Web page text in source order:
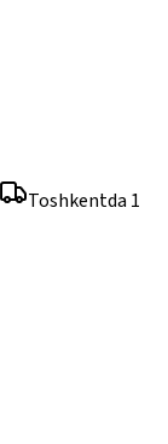
Toshkentda 1